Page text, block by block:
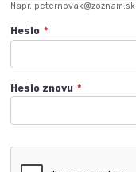
Napr. peternovak@zoznam.sk
Heslo *
Heslo znovu *